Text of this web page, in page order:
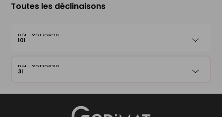
Toutes les déclinaisons
30170629
10l
30170630
3l